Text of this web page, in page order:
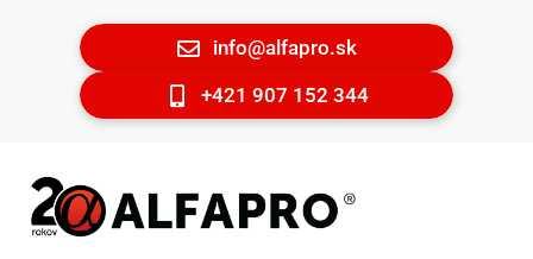
info@alfapro.sk
+421 907 152 344